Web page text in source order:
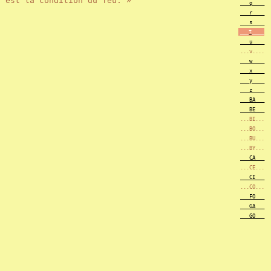
___q____
___r____
___s____
___t____
___u____
...v....
___w____
___x____
___y____
___z____
___BA___
___BE___
...BI...
...BO...
...BU...
...BY...
___CA___
...CE...
___CI___
...CO...
___FO___
___GA___
___GO___